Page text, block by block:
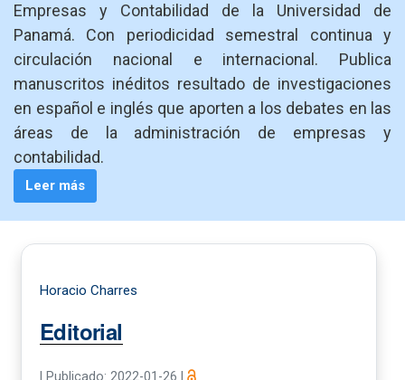
Empresas y Contabilidad de la Universidad de
Panamá. Con periodicidad semestral continua y
circulación nacional e internacional. Publica
manuscritos inéditos resultado de investigaciones
en español e inglés que aporten a los debates en las
áreas de la administración de empresas y
contabilidad.
Leer más
Horacio Charres
Editorial